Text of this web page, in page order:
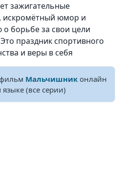
зажигательные
искромётный юмор и
борьбе за свои цели
праздник спортивного
и веры в себя
Мальчишник онлайн
языке (все серии)